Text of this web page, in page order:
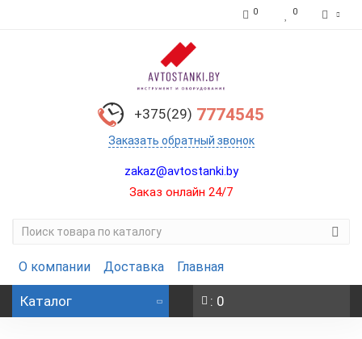
0 0
+375(29) 7774545
Заказать обратный звонок
zakaz@avtostanki.by
Заказ онлайн 24/7
О компании Доставка Главная
Каталог : 0